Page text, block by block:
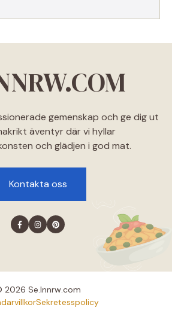
gemenskap och ge dig ut
äventyr där vi hyllar
och glädjen i god mat.
Kontakta oss
2026 Se.lnnrw.com
Sekretesspolicy